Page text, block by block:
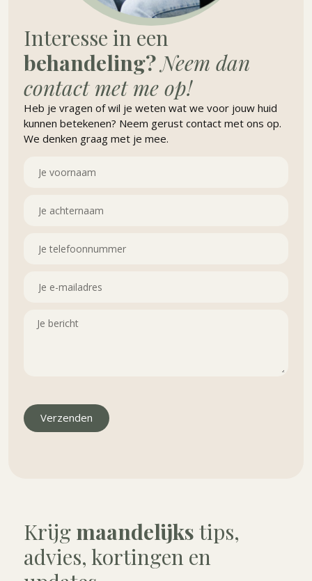
Interesse in een
behandeling?Neem dan
contact met me op!
Heb je vragen of wil je weten wat we voor jouw huid
kunnen betekenen? Neem gerust contact met ons op.
We denken graag met je mee.
Verzenden
Krijg maandelijks tips,
advies, kortingen en